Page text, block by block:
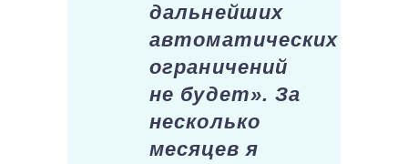
дальнейших
автоматических
ограничений
не будет». За
несколько
месяцев я